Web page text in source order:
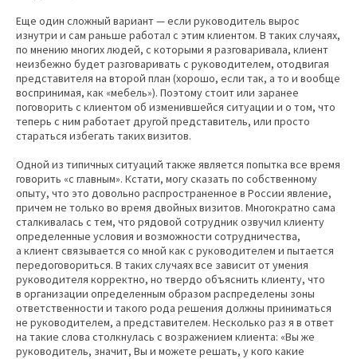
Еще один сложный вариант — если руководитель вырос
изнутри и сам раньше работал с этим клиентом. В таких случаях,
по мнению многих людей, с которыми я разговаривала, клиент
неизбежно будет разговаривать с руководителем, отодвигая
представителя на второй план (хорошо, если так, а то и вообще
воспринимая, как «мебель»). Поэтому стоит или заранее
поговорить с клиентом об изменившейся ситуации и о том, что
теперь с ним работает другой представитель, или просто
стараться избегать таких визитов.
Одной из типичных ситуаций также является попытка все время
говорить «с главным». Кстати, могу сказать по собственному
опыту, что это довольно распространенное в России явление,
причем не только во время двойных визитов. Многократно сама
сталкивалась с тем, что рядовой сотрудник озвучил клиенту
определенные условия и возможности сотрудничества,
а клиент связывается со мной как с руководителем и пытается
передоговориться. В таких случаях все зависит от умения
руководителя корректно, но твердо объяснить клиенту, что
в организации определенным образом распределены зоны
ответственности и такого рода решения должны приниматься
не руководителем, а представителем. Несколько раз я в ответ
на такие слова столкнулась с возражением клиента: «Вы же
руководитель, значит, Вы и можете решать, у кого какие